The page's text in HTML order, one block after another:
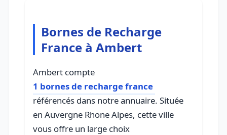
Bornes de Recharge
France à Ambert
Ambert compte
1 bornes de recharge france
référencés dans notre annuaire. Située
en Auvergne Rhone Alpes, cette ville
vous offre un large choix